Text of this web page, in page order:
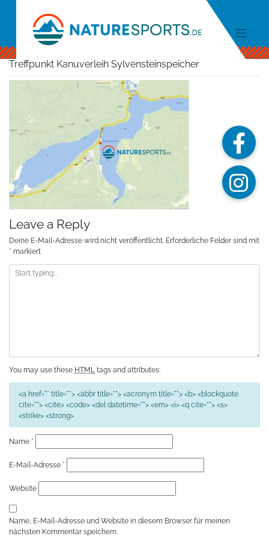
Treffpunkt Kanuverleih Sylvensteinspeicher
Leave a Reply
Deine E-Mail-Adresse wird nicht veröffentlicht. Erforderliche Felder sind mit
* markiert
You may use these HTML tags and attributes:
<a href="" title=""> <abbr title=""> <acronym title=""> <b> <blockquote
cite=""> <cite> <code> <del datetime=""> <em> <i> <q cite=""> <s>
<strike> <strong>
Name *
E-Mail-Adresse *
Website
Name, E-Mail-Adresse und Website in diesem Browser für meinen
nächsten Kommentar speichern.